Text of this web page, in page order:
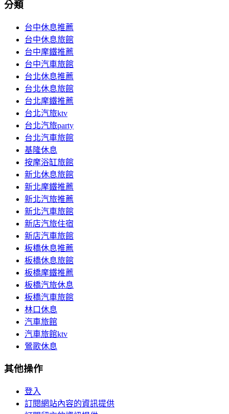
分類
台中休息推薦
台中休息旅館
台中摩鐵推薦
台中汽車旅館
台北休息推薦
台北休息旅館
台北摩鐵推薦
台北汽旅ktv
台北汽旅party
台北汽車旅館
基隆休息
按摩浴缸旅館
新北休息旅館
新北摩鐵推薦
新北汽旅推薦
新北汽車旅館
新店汽旅住宿
新店汽車旅館
板橋休息推薦
板橋休息旅館
板橋摩鐵推薦
板橋汽旅休息
板橋汽車旅館
林口休息
汽車旅館
汽車旅館ktv
鶯歌休息
其他操作
登入
訂閱網站內容的資訊提供